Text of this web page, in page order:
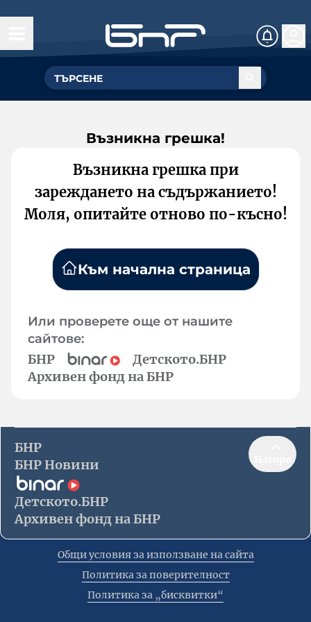
Възникна грешка!
Възникна грешка при
зареждането на съдържанието!
Моля, опитайте отново по-късно!
Към начална страница
Или проверете още от нашите
сайтове:
БНР
Детското.БНР
Архивен фонд на БНР
БНР
БНР Новини
Детското.БНР
Архивен фонд на БНР
Общи условия за използване на сайта
Политика за поверителност
Политика за „бисквитки“